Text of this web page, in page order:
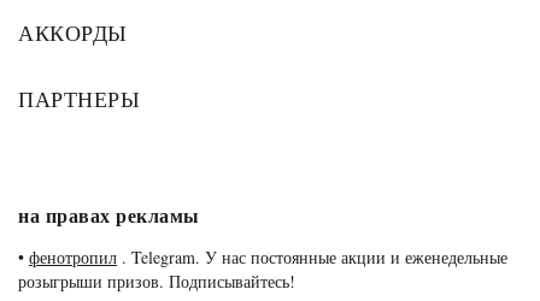
АККОРДЫ
ПАРТНЕРЫ
на правах рекламы
• фенотропил . Telegram. У нас постоянные акции и еженедельные
розыгрыши призов. Подписывайтесь!